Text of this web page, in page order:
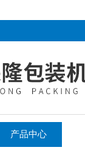
产品中心